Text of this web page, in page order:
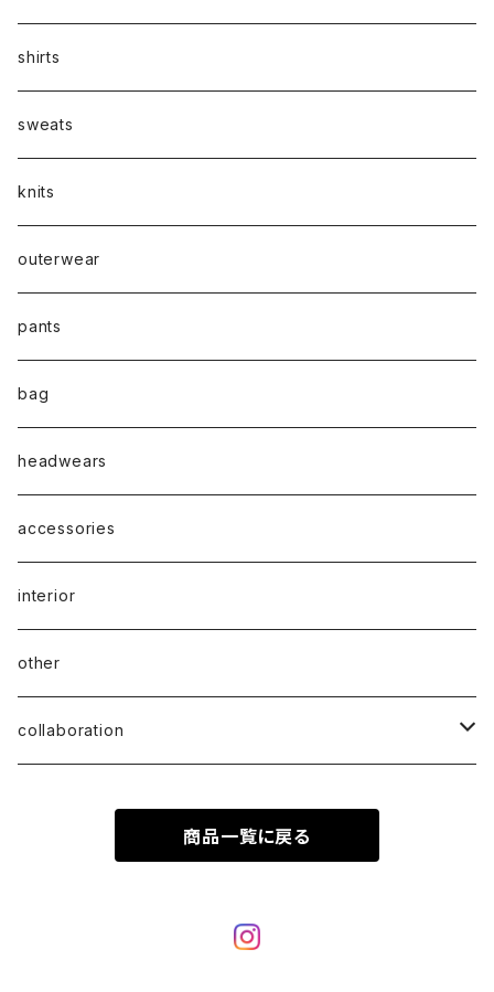
shirts
sweats
knits
outerwear
pants
bag
headwears
accessories
interior
other
collaboration
ciatre × have a good time
商品一覧に戻る